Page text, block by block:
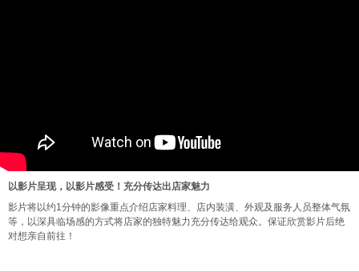
以影片呈现，以影片感受！充分传达出店家魅力
影片将以约1分钟的影像重点介绍店家料理、店内装潢、外观及服务人员整体气氛
等，以深具临场感的方式将店家的独特魅力充分传达给观众。保证欣赏影片后绝
对想亲自前往！